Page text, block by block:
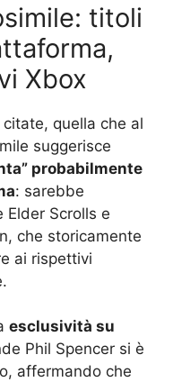
titoli
Xbox
quella che al
suggerisce
probabilmente
: sarebbe
Elder Scrolls e
che storicamente
ai rispettivi
esclusività su
Phil Spencer si è
affermando che